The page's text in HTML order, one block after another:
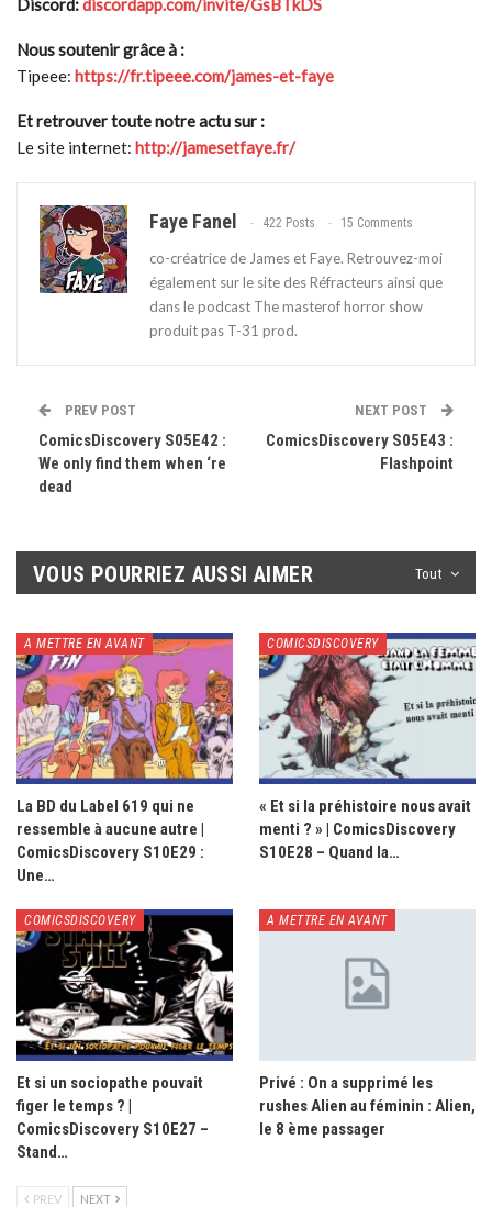
Discord:discordapp.com/invite/GsBTkDS
Nous soutenir grâce à :
Tipeee: https://fr.tipeee.com/james-et-faye
Et retrouver toute notre actu sur :
Le site internet: http://jamesetfaye.fr/
Faye Fanel 422 Posts 15 Comments
co-créatrice de James et Faye. Retrouvez-moi
également sur le site des Réfracteurs ainsi que
dans le podcast The masterof horror show
produit pas T-31 prod.
PREV POST
ComicsDiscovery S05E42 :
We only find them when ‘re
dead
NEXT POST
ComicsDiscovery S05E43 :
Flashpoint
Tout
VOUS POURRIEZ AUSSI AIMER
A METTRE EN AVANT
La BD du Label 619 qui ne
ressemble à aucune autre |
ComicsDiscovery S10E29 :
Une…
COMICSDISCOVERY
« Et si la préhistoire nous avait
menti ? » | ComicsDiscovery
S10E28 – Quand la…
COMICSDISCOVERY
Et si un sociopathe pouvait
figer le temps ? |
ComicsDiscovery S10E27 –
Stand…
A METTRE EN AVANT
Privé : On a supprimé les
rushes Alien au féminin : Alien,
le 8 ème passager
PREV NEXT